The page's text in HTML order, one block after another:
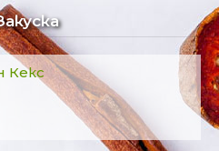
Кекс